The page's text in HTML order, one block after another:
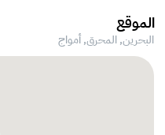
الموقع
البحرين, المحرق,أمواج